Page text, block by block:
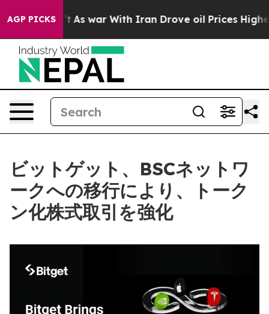
AGP PICKS
it Didn’t As war With Iran Drove oil Prices Higher,
ビットゲット、BSCネットワ
ークへの移行により、トーク
ン化株式取引を強化